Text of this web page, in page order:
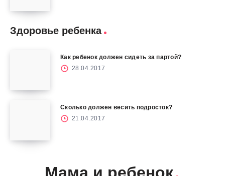
Здоровье ребенка
Как ребенок должен сидеть за партой?
28.04.2017
Сколько должен весить подросток?
21.04.2017